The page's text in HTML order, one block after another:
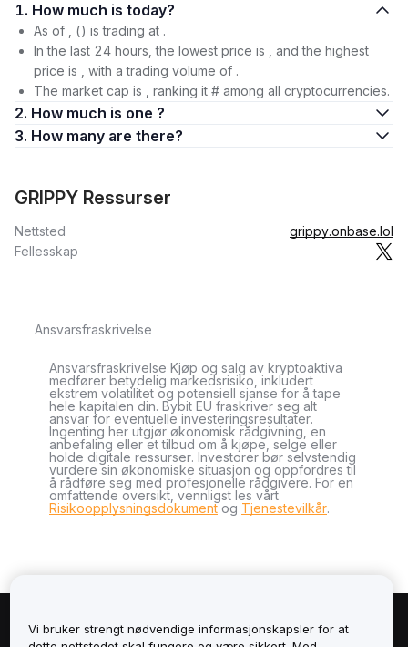
1. How much is today?
As of , () is trading at .
In the last 24 hours, the lowest price is , and the highest
price is , with a trading volume of .
The market cap is , ranking it # among all cryptocurrencies.
2. How much is one ?
3. How many are there?
GRIPPY Ressurser
Nettsted
grippy.onbase.lol
Fellesskap
Ansvarsfraskrivelse
Ansvarsfraskrivelse Kjøp og salg av kryptoaktiva
medfører betydelig markedsrisiko, inkludert
ekstrem volatilitet og potensiell sjanse for å tape
hele kapitalen din. Bybit EU fraskriver seg alt
ansvar for eventuelle investeringsresultater.
Ingenting her utgjør økonomisk rådgivning, en
anbefaling eller et tilbud om å kjøpe, selge eller
holde digitale ressurser. Investorer bør selvstendig
vurdere sin økonomiske situasjon og oppfordres til
å rådføre seg med profesjonelle rådgivere. For en
omfattende oversikt, vennligst les vårt
Risikoopplysningsdokumentog Tjenestevilkår.
Om
Vi bruker strengt nødvendige informasjonskapsler for at